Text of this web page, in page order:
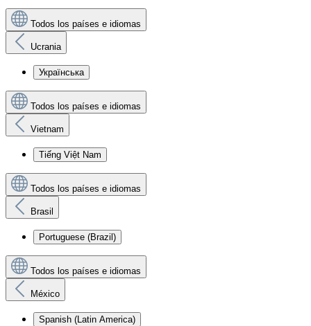
Todos los países e idiomas
Ucrania
Українська
Todos los países e idiomas
Vietnam
Tiếng Việt Nam
Todos los países e idiomas
Brasil
Portuguese (Brazil)
Todos los países e idiomas
México
Spanish (Latin America)